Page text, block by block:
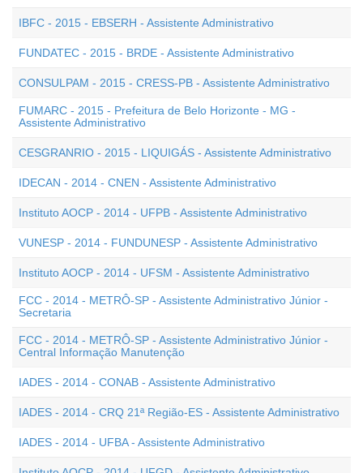
IBFC - 2015 - EBSERH - Assistente Administrativo
FUNDATEC - 2015 - BRDE - Assistente Administrativo
CONSULPAM - 2015 - CRESS-PB - Assistente Administrativo
FUMARC - 2015 - Prefeitura de Belo Horizonte - MG -
Assistente Administrativo
CESGRANRIO - 2015 - LIQUIGÁS - Assistente Administrativo
IDECAN - 2014 - CNEN - Assistente Administrativo
Instituto AOCP - 2014 - UFPB - Assistente Administrativo
VUNESP - 2014 - FUNDUNESP - Assistente Administrativo
Instituto AOCP - 2014 - UFSM - Assistente Administrativo
FCC - 2014 - METRÔ-SP - Assistente Administrativo Júnior -
Secretaria
FCC - 2014 - METRÔ-SP - Assistente Administrativo Júnior -
Central Informação Manutenção
IADES - 2014 - CONAB - Assistente Administrativo
IADES - 2014 - CRQ 21ª Região-ES - Assistente Administrativo
IADES - 2014 - UFBA - Assistente Administrativo